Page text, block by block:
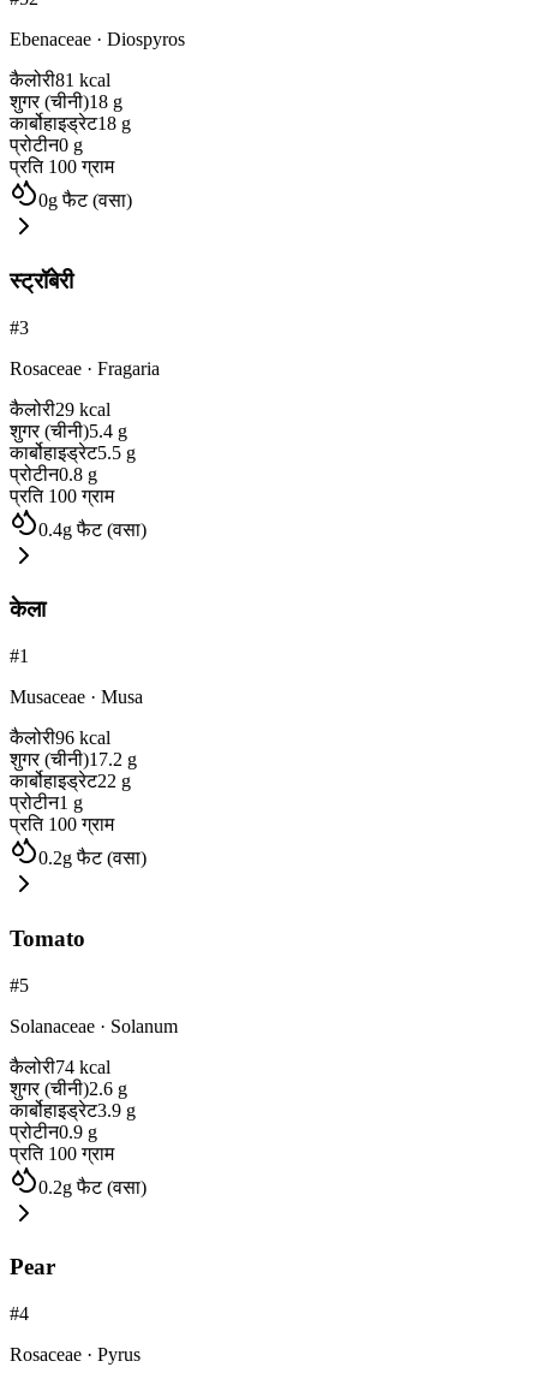
Ebenaceae · Diospyros
कैलोरी81 kcal
शुगर (चीनी)18 g
कार्बोहाइड्रेट18 g
प्रोटीन0 g
प्रति 100 ग्राम
0gफैट (वसा)
स्ट्रॉबेरी
#3
Rosaceae · Fragaria
कैलोरी29 kcal
शुगर (चीनी)5.4 g
कार्बोहाइड्रेट5.5 g
प्रोटीन0.8 g
प्रति 100 ग्राम
0.4gफैट (वसा)
केला
#1
Musaceae · Musa
कैलोरी96 kcal
शुगर (चीनी)17.2 g
कार्बोहाइड्रेट22 g
प्रोटीन1 g
प्रति 100 ग्राम
0.2gफैट (वसा)
Tomato
#5
Solanaceae · Solanum
कैलोरी74 kcal
शुगर (चीनी)2.6 g
कार्बोहाइड्रेट3.9 g
प्रोटीन0.9 g
प्रति 100 ग्राम
0.2gफैट (वसा)
Pear
#4
Rosaceae · Pyrus